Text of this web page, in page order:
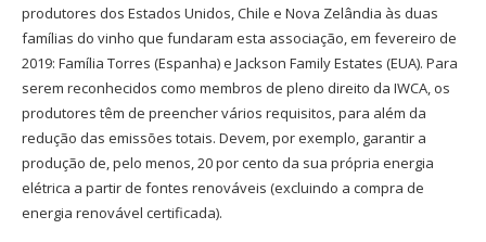
produtores dos Estados Unidos, Chile e Nova Zelândia às duas
famílias do vinho que fundaram esta associação, em fevereiro de
2019: Família Torres (Espanha) e Jackson Family Estates (EUA). Para
serem reconhecidos como membros de pleno direito da IWCA, os
produtores têm de preencher vários requisitos, para além da
redução das emissões totais. Devem, por exemplo, garantir a
produção de, pelo menos, 20 por cento da sua própria energia
elétrica a partir de fontes renováveis (excluindo a compra de
energia renovável certificada).